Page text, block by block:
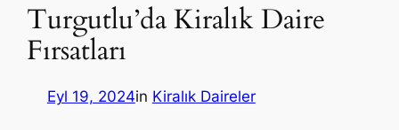
Turgutlu’da Kiralık Daire
Fırsatları
Eyl 19, 2024in Kiralık Daireler